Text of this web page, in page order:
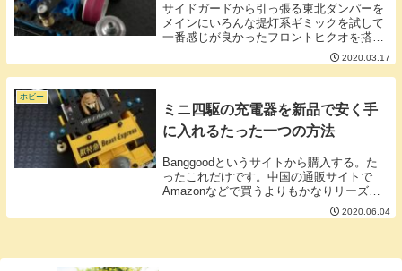
サイドガードから引っ張る東北ダンパーを
メインにいろんな提灯系ギミックを試して
一番感じが良かったフロントヒクオを搭載
したMAマシンが完成しました。▲ボディ
はマッハフレームです。FMAシャーシのボ
ディなのですが東北ダンパーの尾っぽいデ
2020.03.17
ホビー
ミニ四駆の充電器を新品で安く手
に入れるたった一つの方法
Banggoodというサイトから購入する。た
ったこれだけです。中国の通販サイトで
Amazonなどで買うよりもかなりリーズナ
ブルです。例えば・「ISDT C4」
Banggoodだと送料込みで7,000円ほどで買
2020.06.04